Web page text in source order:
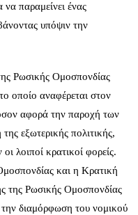
να παραμείνει ένας
υπόψιν την
Ρωσικής Ομοσπονδίας
οποίο αναφέρεται στον
αφορά την παροχή των
εξωτερικής πολιτικής,
λοιποί κρατικοί φορείς.
και η Κρατική
της Ρωσικής Ομοσπονδίας
την διαμόρφωση του νομικού